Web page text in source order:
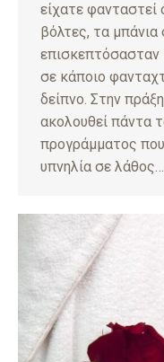
είχατε φανταστεί
βόλτες, τα
επισκεπτόσασταν
σε κάποιο
δείπνο. Στην
ακολουθεί πάντα
προγράμματος
υπνηλία σε λάθος…